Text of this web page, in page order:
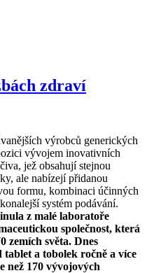
zdraví
výrobců generických
vývojem inovativních
jež obsahují stejnou
ale nabízejí přidanou
formu, kombinaci účinných
systém podávání.
z malé laboratoře
společnost, která
zemích světa. Dnes
a tobolek ročně a více
než 170 vývojových